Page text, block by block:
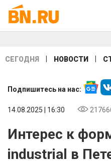
СЕГОДНЯ НОВОСТИ
Подпишитесь на нас:
14.08.2025 | 16:30
Интерес к
industrial в